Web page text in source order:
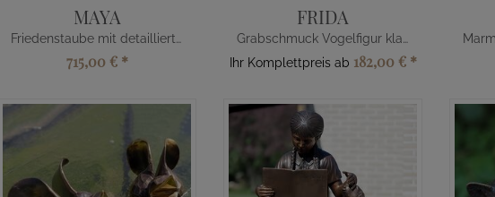
MAYA
Friedenstaube mit detaillierten Federn
715,00 € *
FRIDA
Grabschmuck Vogelfigur klassisch
Ihr Komplettpreis ab 182,00 € *